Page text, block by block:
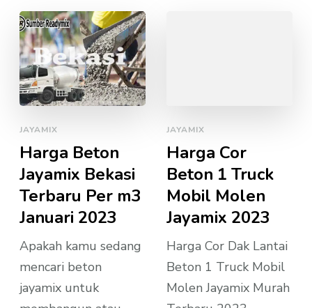
JAYAMIX
Harga Beton
Jayamix Bekasi
Terbaru Per m3
Januari 2023
Apakah kamu sedang
mencari beton
jayamix untuk
JAYAMIX
Harga Cor
Beton 1 Truck
Mobil Molen
Jayamix 2023
Harga Cor Dak Lantai
Beton 1 Truck Mobil
Molen Jayamix Murah